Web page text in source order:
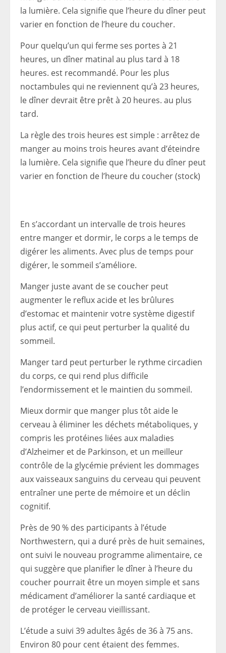
la lumière. Cela signifie que l’heure du dîner peut
varier en fonction de l’heure du coucher.
Pour quelqu’un qui ferme ses portes à 21
heures, un dîner matinal au plus tard à 18
heures. est recommandé. Pour les plus
noctambules qui ne reviennent qu’à 23 heures,
le dîner devrait être prêt à 20 heures. au plus
tard.
La règle des trois heures est simple : arrêtez de
manger au moins trois heures avant d’éteindre
la lumière. Cela signifie que l’heure du dîner peut
varier en fonction de l’heure du coucher (stock)
En s’accordant un intervalle de trois heures
entre manger et dormir, le corps a le temps de
digérer les aliments. Avec plus de temps pour
digérer, le sommeil s’améliore.
Manger juste avant de se coucher peut
augmenter le reflux acide et les brûlures
d’estomac et maintenir votre système digestif
plus actif, ce qui peut perturber la qualité du
sommeil.
Manger tard peut perturber le rythme circadien
du corps, ce qui rend plus difficile
l’endormissement et le maintien du sommeil.
Mieux dormir que manger plus tôt aide le
cerveau à éliminer les déchets métaboliques, y
compris les protéines liées aux maladies
d’Alzheimer et de Parkinson, et un meilleur
contrôle de la glycémie prévient les dommages
aux vaisseaux sanguins du cerveau qui peuvent
entraîner une perte de mémoire et un déclin
cognitif.
Près de 90 % des participants à l’étude
Northwestern, qui a duré près de huit semaines,
ont suivi le nouveau programme alimentaire, ce
qui suggère que planifier le dîner à l’heure du
coucher pourrait être un moyen simple et sans
médicament d’améliorer la santé cardiaque et
de protéger le cerveau vieillissant.
L’étude a suivi 39 adultes âgés de 36 à 75 ans.
Environ 80 pour cent étaient des femmes.